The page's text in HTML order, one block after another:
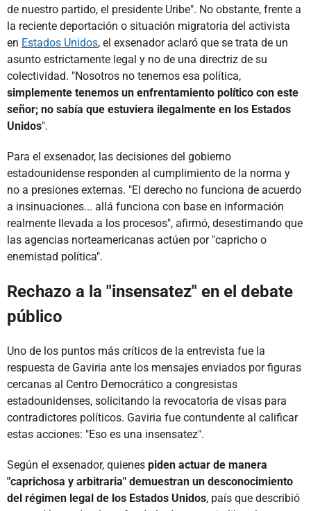
de nuestro partido, el presidente Uribe". No obstante, frente a
la reciente deportación o situación migratoria del activista
en Estados Unidos, el exsenador aclaró que se trata de un
asunto estrictamente legal y no de una directriz de su
colectividad. "Nosotros no tenemos esa política,
simplemente tenemos un enfrentamiento político con este
señor; no sabía que estuviera ilegalmente en los Estados
Unidos".
Para el exsenador, las decisiones del gobierno
estadounidense responden al cumplimiento de la norma y
no a presiones externas. "El derecho no funciona de acuerdo
a insinuaciones... allá funciona con base en información
realmente llevada a los procesos", afirmó, desestimando que
las agencias norteamericanas actúen por "capricho o
enemistad política".
Rechazo a la "insensatez" en el debate
público
Uno de los puntos más críticos de la entrevista fue la
respuesta de Gaviria ante los mensajes enviados por figuras
cercanas al Centro Democrático a congresistas
estadounidenses, solicitando la revocatoria de visas para
contradictores políticos. Gaviria fue contundente al calificar
estas acciones: "Eso es una insensatez".
Según el exsenador, quienes piden actuar de manera
"caprichosa y arbitraria" demuestran un desconocimiento
del régimen legal de los Estados Unidos, país que describió